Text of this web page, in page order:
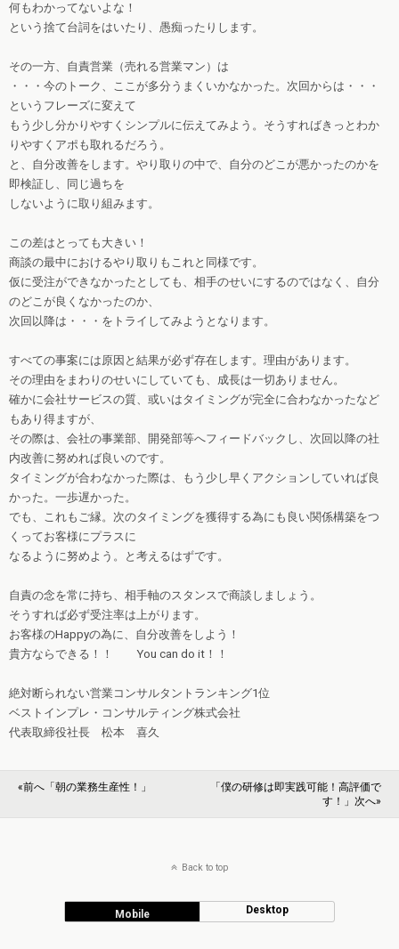
何もわかってないよな！
という捨て台詞をはいたり、愚痴ったりします。
その一方、自責営業（売れる営業マン）は
・・・今のトーク、ここが多分うまくいかなかった。次回からは・・・
というフレーズに変えて
もう少し分かりやすくシンプルに伝えてみよう。そうすればきっとわか
りやすくアポも取れるだろう。
と、自分改善をします。やり取りの中で、自分のどこが悪かったのかを
即検証し、同じ過ちを
しないように取り組みます。
この差はとっても大きい！
商談の最中におけるやり取りもこれと同様です。
仮に受注ができなかったとしても、相手のせいにするのではなく、自分
のどこが良くなかったのか、
次回以降は・・・をトライしてみようとなります。
すべての事案には原因と結果が必ず存在します。理由があります。
その理由をまわりのせいにしていても、成長は一切ありません。
確かに会社サービスの質、或いはタイミングが完全に合わなかったなど
もあり得ますが、
その際は、会社の事業部、開発部等へフィードバックし、次回以降の社
内改善に努めれば良いのです。
タイミングが合わなかった際は、もう少し早くアクションしていれば良
かった。一歩遅かった。
でも、これもご縁。次のタイミングを獲得する為にも良い関係構築をつ
くってお客様にプラスに
なるように努めよう。と考えるはずです。
自責の念を常に持ち、相手軸のスタンスで商談しましょう。
そうすれば必ず受注率は上がります。
お客様のHappyの為に、自分改善をしよう！
貴方ならできる！！ You can do it！！
絶対断られない営業コンサルタントランキング1位
ベストインプレ・コンサルティング株式会社
代表取締役社長 松本 喜久
«前へ「朝の業務生産性！」
「僕の研修は即実践可能！高評価で
す！」次へ»
Back to top
Mobile Desktop